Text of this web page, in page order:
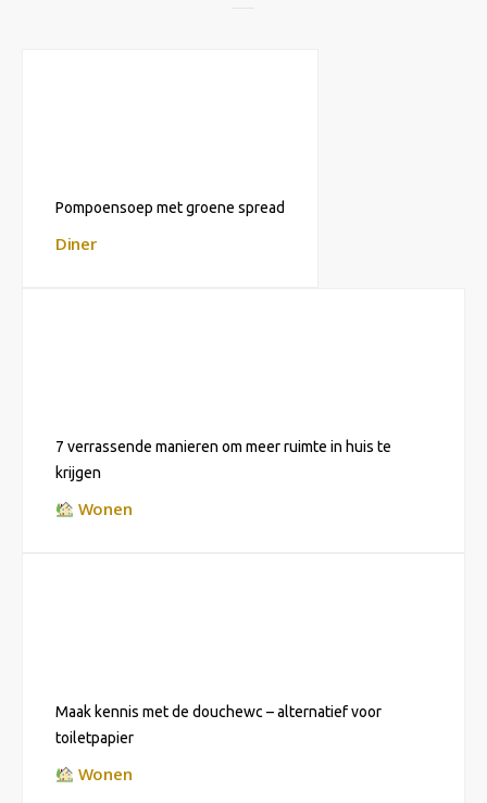
Pompoensoep met groene spread
Diner
7 verrassende manieren om meer ruimte in huis te
krijgen
Wonen
Maak kennis met de douchewc – alternatief voor
toiletpapier
Wonen